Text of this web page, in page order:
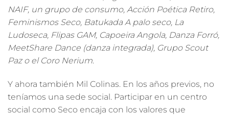
NAIF, un grupo de consumo, Acción Poética Retiro,
Feminismos Seco, Batukada A palo seco, La
Ludoseca, Flipas GAM, Capoeira Angola, Danza Forró,
MeetShare Dance (danza integrada), Grupo Scout
Paz o el Coro Nerium.
Y ahora también Mil Colinas. En los años previos, no
teníamos una sede social. Participar en un centro
social como Seco encaja con los valores que